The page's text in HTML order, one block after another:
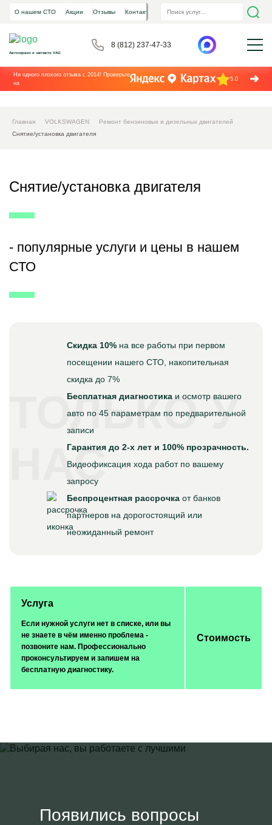
О нашем СТО Акции Отзывы Контакты
Автосервис и запчасти VAG
8 (812) 237-47-33
Ни одного плохого отзыва с 2014! Проверьте
на
5.0
Главная VOLKSWAGEN
Ремонт бензиновых и дизельных двигателей
Снятие/установка двигателя
Снятие/установка двигателя
- популярные услуги и цены в нашем
СТО
Скидка 10% на все работы при первом
посещении нашего СТО, накопительная
скидка до 7%
Бесплатная диагностика и осмотр вашего
авто по 45 параметрам по предварительной
записи
Гарантия до 2-х лет и 100% прозрачность.
Видеофиксация хода работ по вашему
запросу
Беспроцентная рассрочка от банков
партнеров на дорогостоящий или
неожиданный ремонт
ТОЛЬКО У
НАС
Услуга
Если нужной услуги нет в списке, или вы
не знаете в чём именно проблема -
позвоните нам. Профессионально
проконсультируем и запишем на
бесплатную диагностику.
Стоимость
Появились вопросы